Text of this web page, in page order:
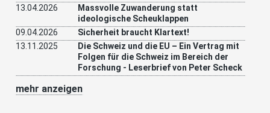
13.04.2026
Massvolle Zuwanderung statt
ideologische Scheuklappen
09.04.2026
Sicherheit braucht Klartext!
13.11.2025
Die Schweiz und die EU – Ein Vertrag mit
Folgen für die Schweiz im Bereich der
Forschung - Leserbrief von Peter Scheck
mehr anzeigen